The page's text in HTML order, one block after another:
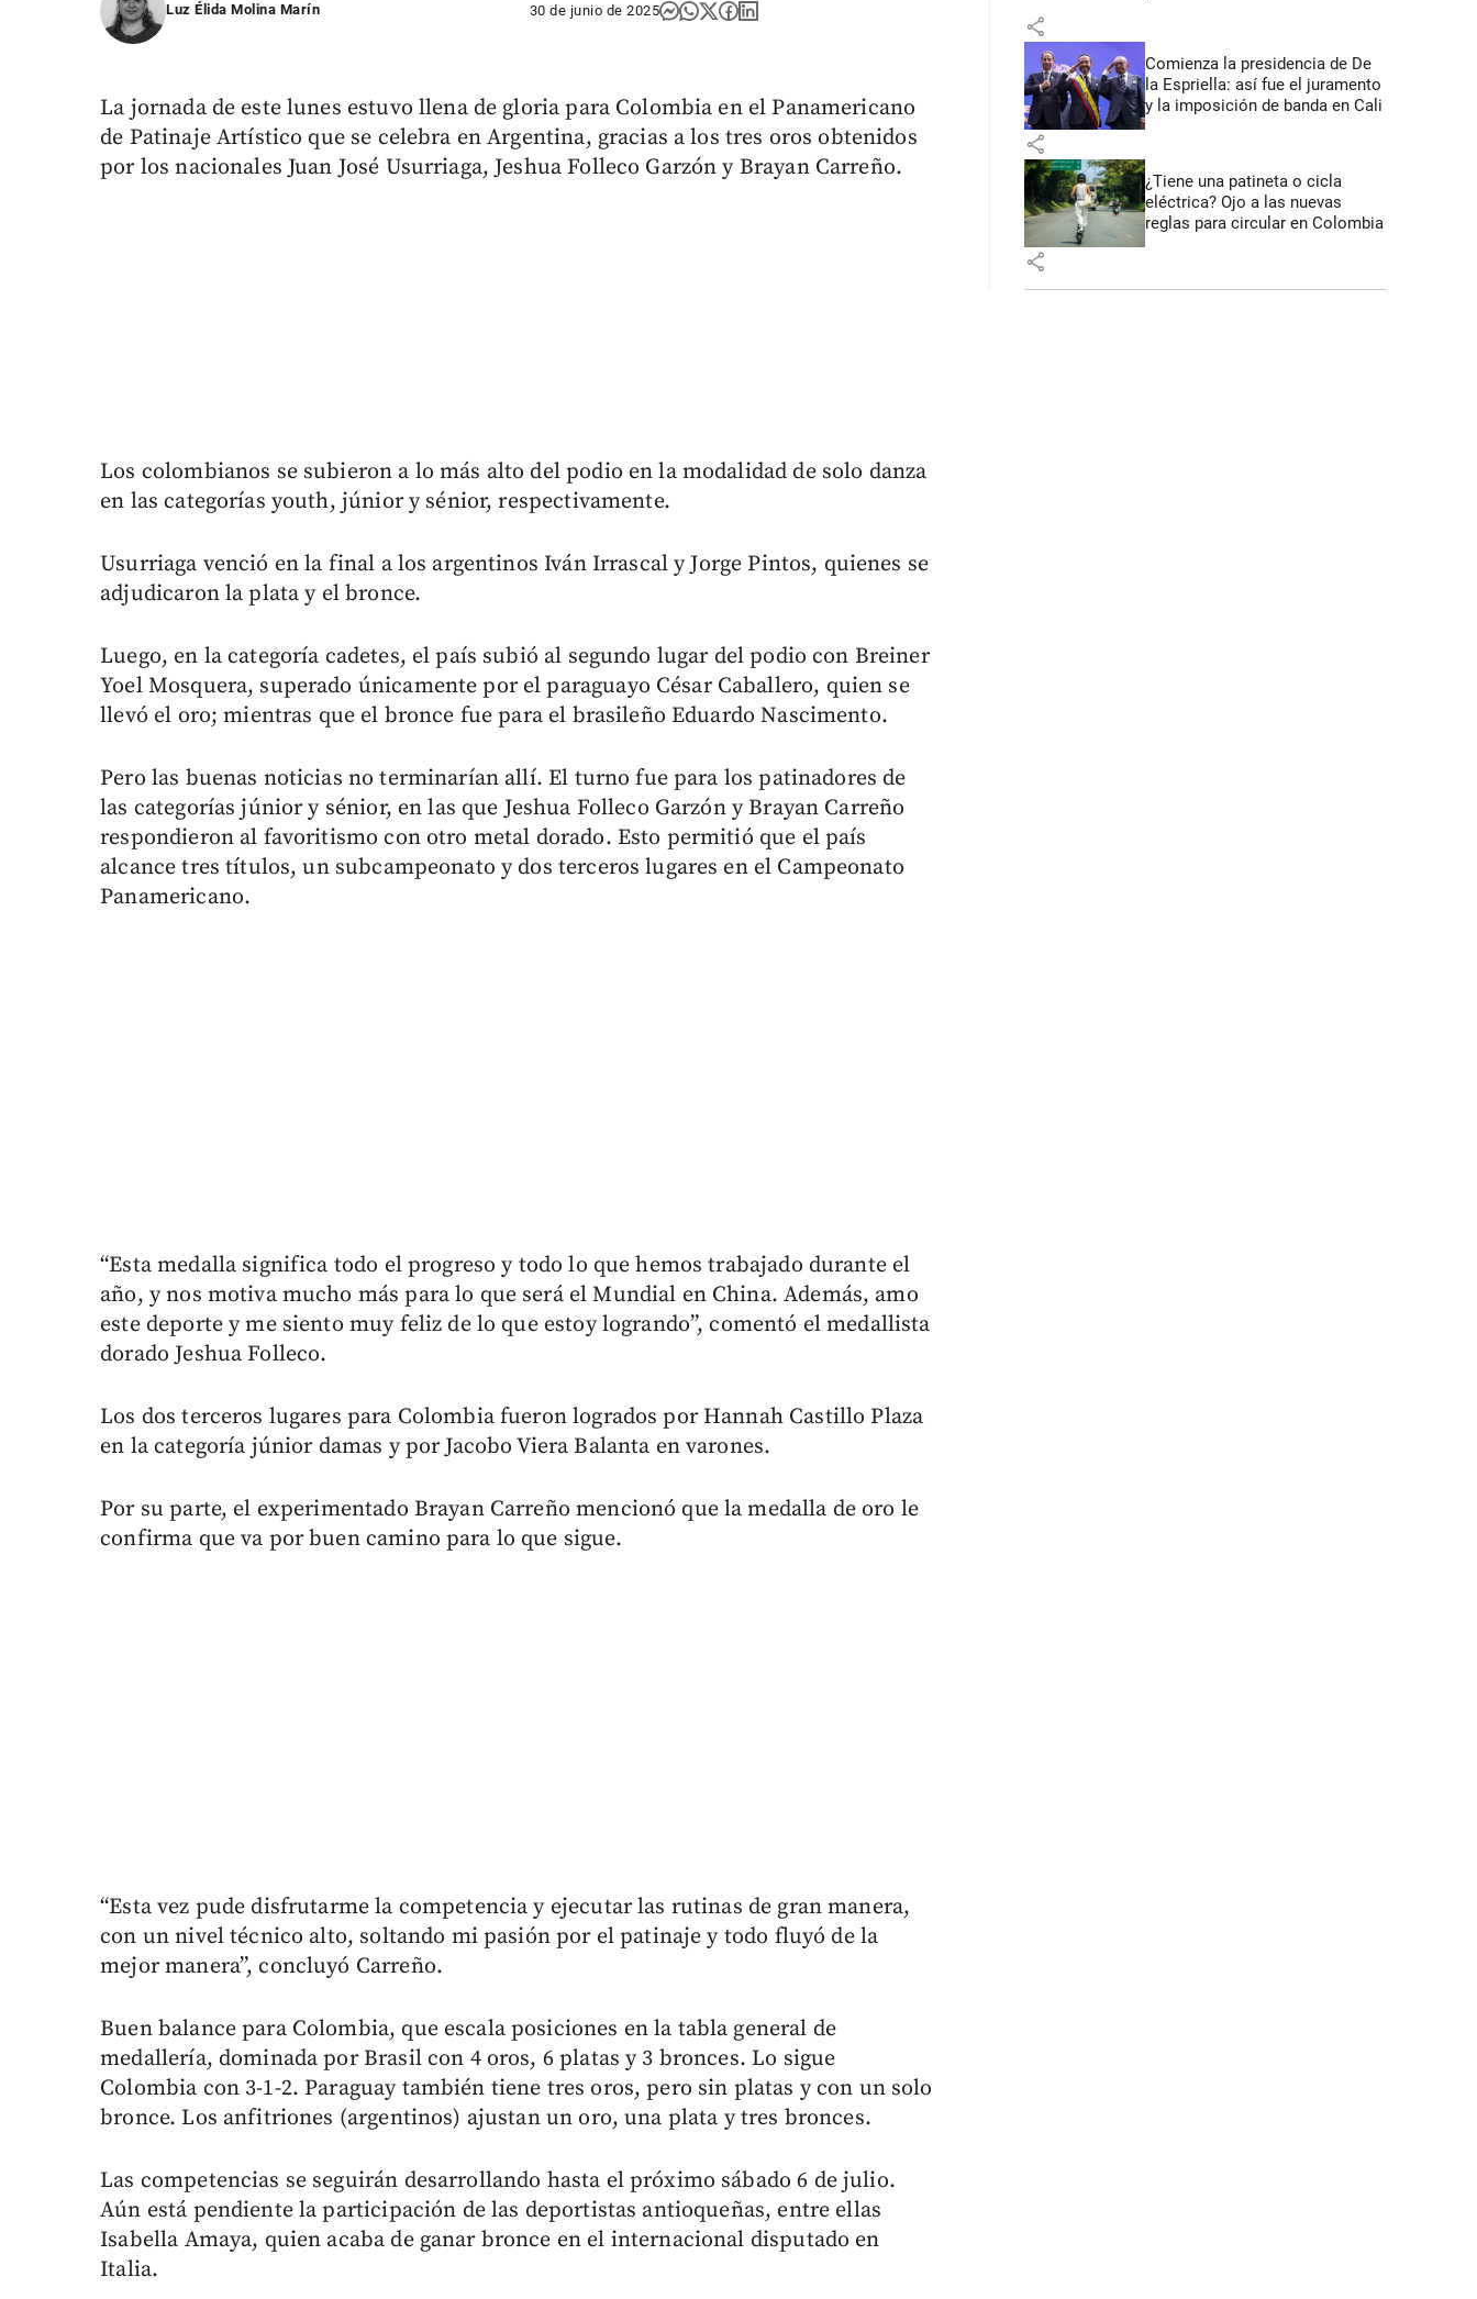
Luz Élida Molina Marín 30 de junio de 2025
La jornada de este lunes estuvo llena de gloria para Colombia en el Panamericano
de Patinaje Artístico que se celebra en Argentina, gracias a los tres oros obtenidos
por los nacionales Juan José Usurriaga, Jeshua Folleco Garzón y Brayan Carreño.
Los colombianos se subieron a lo más alto del podio en la modalidad de solo danza
en las categorías youth, júnior y sénior, respectivamente.
Usurriaga venció en la final a los argentinos Iván Irrascal y Jorge Pintos, quienes se
adjudicaron la plata y el bronce.
Luego, en la categoría cadetes, el país subió al segundo lugar del podio con Breiner
Yoel Mosquera, superado únicamente por el paraguayo César Caballero, quien se
llevó el oro; mientras que el bronce fue para el brasileño Eduardo Nascimento.
Pero las buenas noticias no terminarían allí. El turno fue para los patinadores de
las categorías júnior y sénior, en las que Jeshua Folleco Garzón y Brayan Carreño
respondieron al favoritismo con otro metal dorado. Esto permitió que el país
alcance tres títulos, un subcampeonato y dos terceros lugares en el Campeonato
Panamericano.
“Esta medalla significa todo el progreso y todo lo que hemos trabajado durante el
año, y nos motiva mucho más para lo que será el Mundial en China. Además, amo
este deporte y me siento muy feliz de lo que estoy logrando”, comentó el medallista
dorado Jeshua Folleco.
Los dos terceros lugares para Colombia fueron logrados por Hannah Castillo Plaza
en la categoría júnior damas y por Jacobo Viera Balanta en varones.
Por su parte, el experimentado Brayan Carreño mencionó que la medalla de oro le
confirma que va por buen camino para lo que sigue.
“Esta vez pude disfrutarme la competencia y ejecutar las rutinas de gran manera,
con un nivel técnico alto, soltando mi pasión por el patinaje y todo fluyó de la
mejor manera”, concluyó Carreño.
Buen balance para Colombia, que escala posiciones en la tabla general de
medallería, dominada por Brasil con 4 oros, 6 platas y 3 bronces. Lo sigue
Colombia con 3-1-2. Paraguay también tiene tres oros, pero sin platas y con un solo
bronce. Los anfitriones (argentinos) ajustan un oro, una plata y tres bronces.
Las competencias se seguirán desarrollando hasta el próximo sábado 6 de julio.
Aún está pendiente la participación de las deportistas antioqueñas, entre ellas
Isabella Amaya, quien acaba de ganar bronce en el internacional disputado en
Italia.
share
Comienza la presidencia de De
la Espriella: así fue el juramento
y la imposición de banda en Cali
share
¿Tiene una patineta o cicla
eléctrica? Ojo a las nuevas
reglas para circular en Colombia
share